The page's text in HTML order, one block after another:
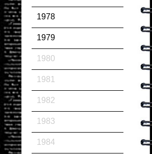
1978
1979
1980
1981
1982
1983
1984